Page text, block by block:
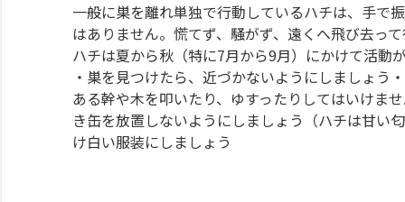
一般に巣を離れ単独で行動しているハチは、手で
はありません。慌てず、騒がず、遠くへ飛び去っ
ハチは夏から秋（特に7月から9月）にかけて活動
・巣を見つけたら、近づかないようにしましょう
ある幹や木を叩いたり、ゆすったりしてはいけま
き缶を放置しないようにしましょう（ハチは甘い
け白い服装にしましょう